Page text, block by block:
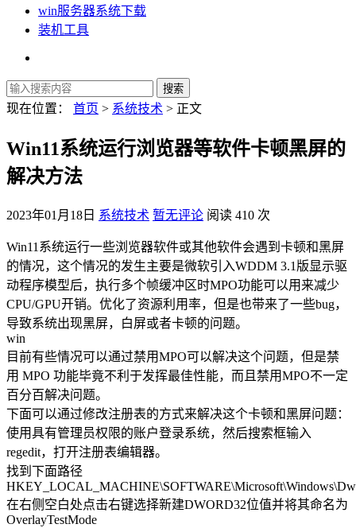
win服务器系统下载
装机工具
现在位置： 首页 > 系统技术 > 正文
Win11系统运行浏览器等软件卡顿黑屏的
解决方法
2023年01月18日 系统技术 暂无评论 阅读 410 次
Win11系统运行一些浏览器软件或其他软件会遇到卡顿和黑屏
的情况，这个情况的发生主要是微软引入WDDM 3.1版显示驱
动程序模型后，执行多个帧缓冲区时MPO功能可以用来减少
CPU/GPU开销。优化了资源利用率，但是也带来了一些bug，
导致系统出现黑屏，白屏或者卡顿的问题。
win
目前有些情况可以通过禁用MPO可以解决这个问题，但是禁
用 MPO 功能毕竟不利于发挥最佳性能，而且禁用MPO不一定
百分百解决问题。
下面可以通过修改注册表的方式来解决这个卡顿和黑屏问题：
使用具有管理员权限的账户登录系统，然后搜索框输入
regedit，打开注册表编辑器。
找到下面路径
在右侧空白处点击右键选择新建DWORD32位值并将其命名为
OverlayTestMode